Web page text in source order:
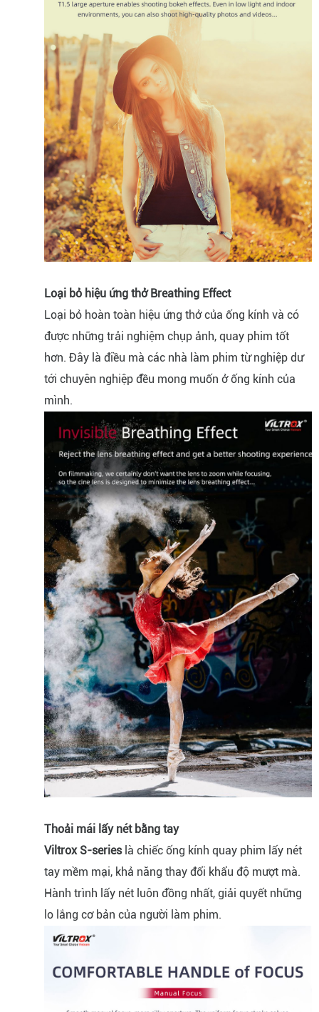
Loại bỏ hiệu ứng thở Breathing Effect
Loại bỏ hoàn toàn hiệu ứng thở của ống kính và có
được những trải nghiệm chụp ảnh, quay phim tốt
hơn. Đây là điều mà các nhà làm phim từ nghiệp dư
tới chuyên nghiệp đều mong muốn ở ống kính của
mình.
Thoải mái lấy nét bằng tay
Viltrox S-serieslà chiếc ống kính quay phim lấy nét
tay mềm mại, khả năng thay đổi khẩu độ mượt mà.
Hành trình lấy nét luôn đồng nhất, giải quyết những
lo lắng cơ bản của người làm phim.